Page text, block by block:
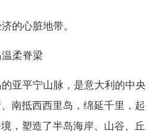
的心脏地带。
柔脊梁
亚平宁山脉，是意大利的中央
南抵西西里岛，绵延千里，起
，塑造了半岛海岸、山谷、丘